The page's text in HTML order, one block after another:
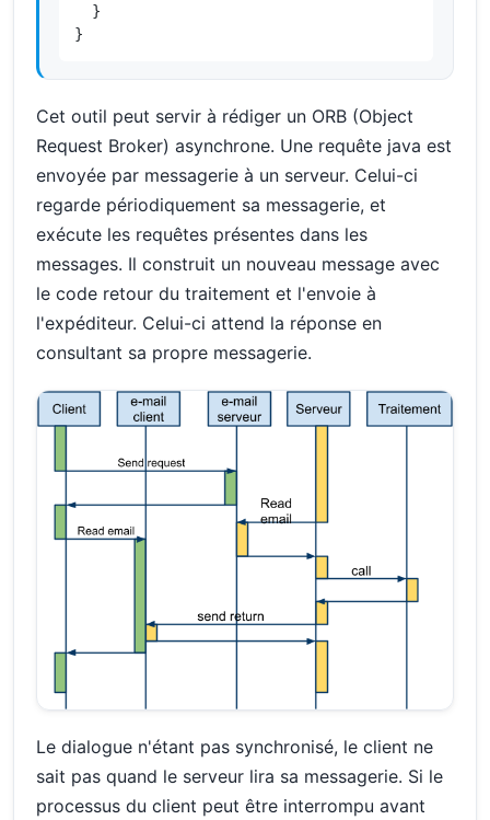
  }
}
Cet outil peut servir à rédiger un ORB (Object
Request Broker) asynchrone. Une requête java est
envoyée par messagerie à un serveur. Celui-ci
regarde périodiquement sa messagerie, et
exécute les requêtes présentes dans les
messages. Il construit un nouveau message avec
le code retour du traitement et l'envoie à
l'expéditeur. Celui-ci attend la réponse en
consultant sa propre messagerie.
Le dialogue n'étant pas synchronisé, le client ne
sait pas quand le serveur lira sa messagerie. Si le
processus du client peut être interrompu avant